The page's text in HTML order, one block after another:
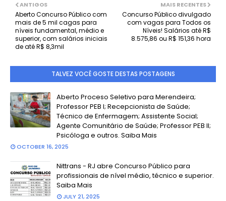
MAIS RECENTES
Concurso Público divulgado
com vagas para Todos os
Níveis! Salários até R$
8.575,86 ou R$ 151,36 hora
ANTIGOS
Aberto Concurso Público com
mais de 5 mil cagas para
níveis fundamental, médio e
superior, com salários iniciais
de até R$ 8,3mil
TALVEZ VOCÊ GOSTE DESTAS POSTAGENS
Aberto Proceso Seletivo para Merendeira;
Professor PEB I; Recepcionista de Saúde;
Técnico de Enfermagem; Assistente Social;
Agente Comunitário de Saúde; Professor PEB II;
Psicóloga e outros. Saiba Mais
OCTOBER 16, 2025
Nittrans - RJ abre Concurso Público para
profissionais de nível médio, técnico e superior.
Saiba Mais
JULY 21, 2025